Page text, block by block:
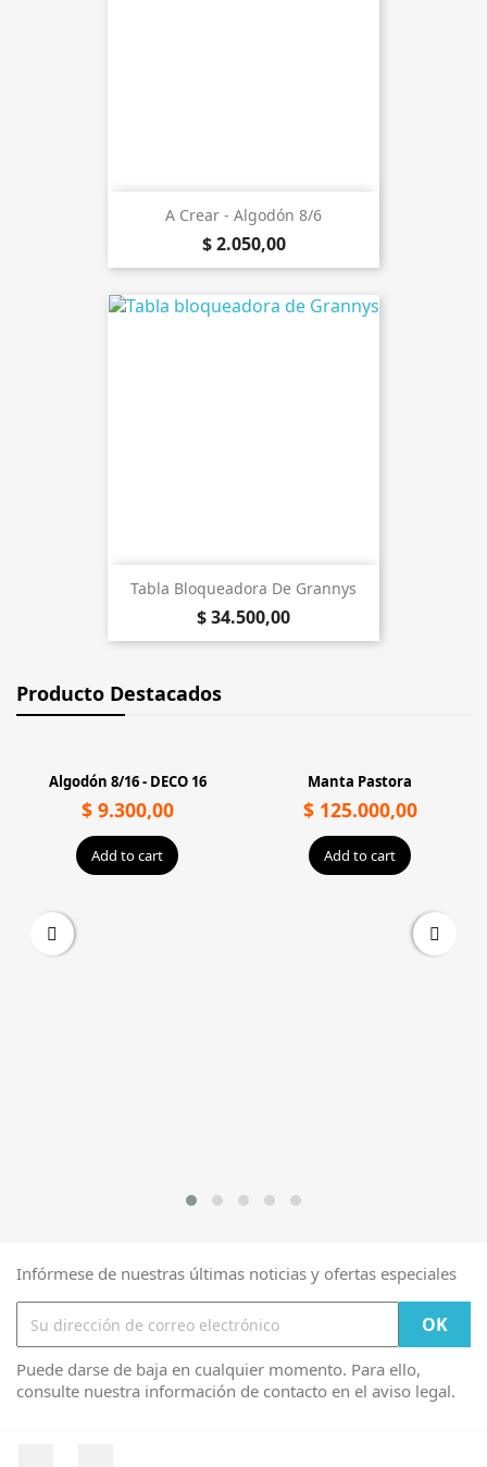
A Crear - Algodón 8/6
$ 2.050,00
Tabla Bloqueadora De Grannys
$ 34.500,00
Producto Destacados
Algodón 8/16 - DECO 16
$ 9.300,00
Add to cart
Manta Pastora
$ 125.000,00
Add to cart
Infórmese de nuestras últimas noticias y ofertas especiales
Puede darse de baja en cualquier momento. Para ello,
consulte nuestra información de contacto en el aviso legal.